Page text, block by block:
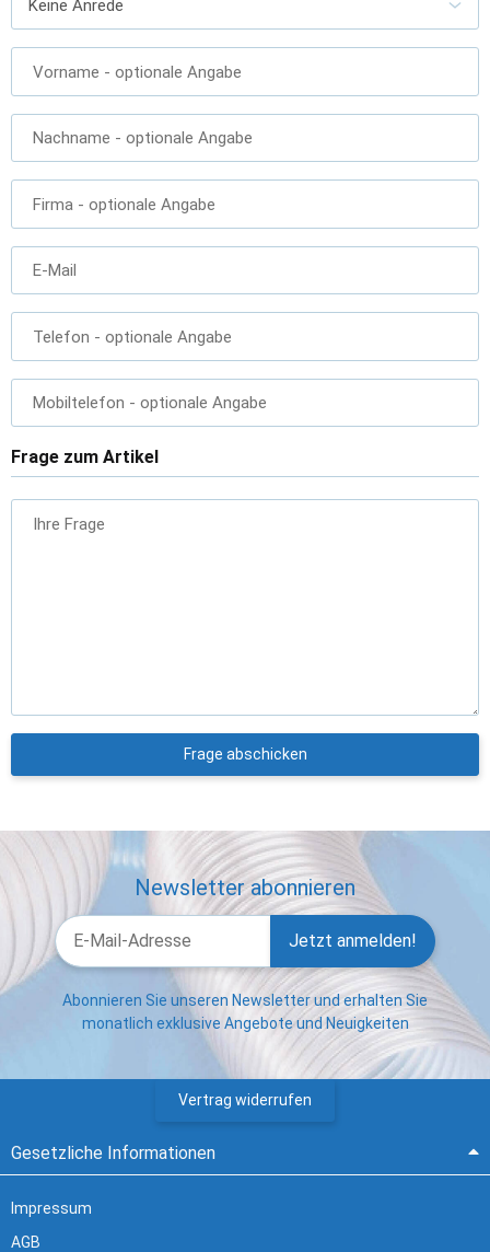
Vorname - optionale Angabe
Nachname - optionale Angabe
Firma - optionale Angabe
E-Mail
Telefon - optionale Angabe
Mobiltelefon - optionale Angabe
Frage zum Artikel
Ihre Frage
Frage abschicken
Newsletter abonnieren
Jetzt anmelden!
Abonnieren Sie unseren Newsletter und erhalten Sie
monatlich exklusive Angebote und Neuigkeiten
Vertrag widerrufen
Gesetzliche Informationen
Impressum
AGB